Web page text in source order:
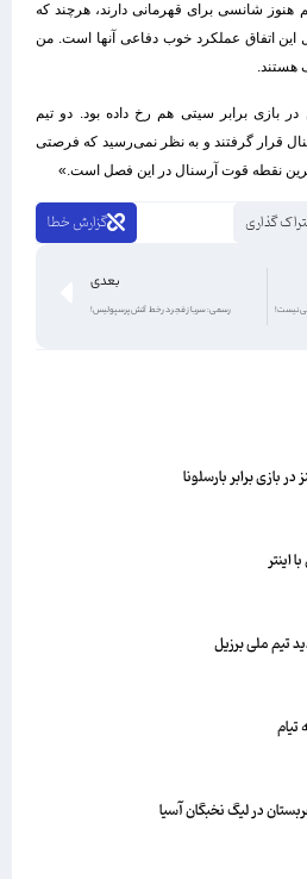
شانسی برای قهرمانی دارند، هرچند که
اتفاق عملکرد خوب دفاعی آنها است. من
بازی برابر سیتی هم رخ داده بود. دو تیم
قرار گرفتند و به نظر نمی‌رسید که فرصتی
نقطه قوت آرسنال در این فصل است.»
گذاری گزارش خطا
بعدی
رسمی: سرباز فجر در خط آتش پرسپولیس!
بازی برابر بارسلونا
ملی برزیل
در لیگ نخبگان آسیا